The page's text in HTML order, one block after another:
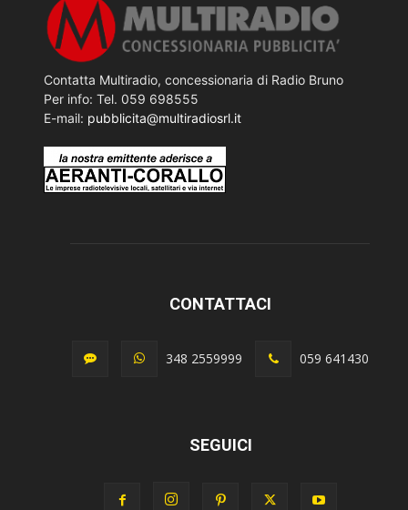
Contatta Multiradio, concessionaria di Radio Bruno
Per info: Tel. 059 698555
E-mail: pubblicita@multiradiosrl.it
CONTATTACI
348 2559999 059 641430
SEGUICI